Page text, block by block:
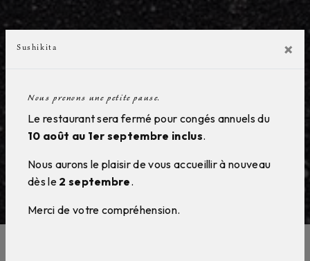
Sushikita ×
Nous prenons une petite pause.
Le restaurant sera fermé pour congés annuels du
10 août au 1er septembre inclus.
Nous aurons le plaisir de vous accueillir à nouveau
dès le 2 septembre.
Merci de votre compréhension.